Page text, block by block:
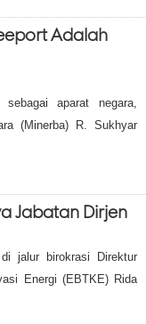
Adalah
aparat negara,
(Minerba) R. Sukhyar
Jabatan Dirjen
jalur birokrasi Direktur
Energi (EBTKE) Rida